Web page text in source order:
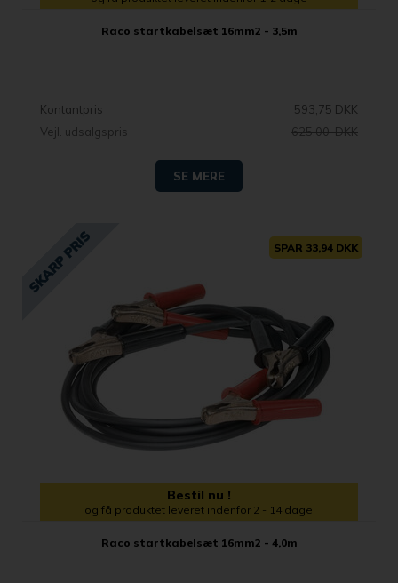
Raco startkabelsæt 16mm2 - 3,5m
Kontantpris
593,75 DKK
Vejl. udsalgspris
625,00 DKK
SE MERE
SPAR 33,94 DKK
Bestil nu !
og få produktet leveret indenfor 2 - 14 dage
Raco startkabelsæt 16mm2 - 4,0m